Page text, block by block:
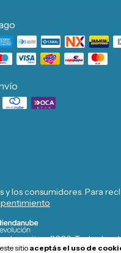
sitio aceptás el uso de
y los consumidores. Para
Josecito - 2026. Todos los